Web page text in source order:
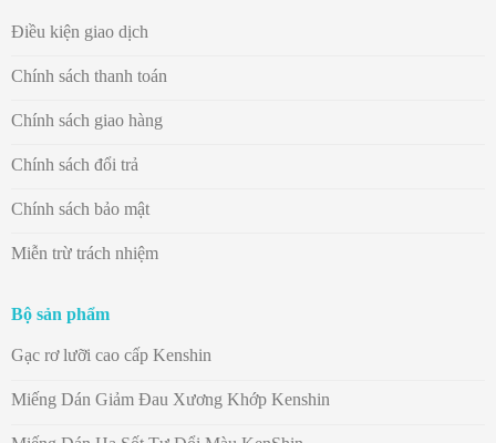
Điều kiện giao dịch
Chính sách thanh toán
Chính sách giao hàng
Chính sách đổi trả
Chính sách bảo mật
Miễn trừ trách nhiệm
Bộ sản phẩm
Gạc rơ lưỡi cao cấp Kenshin
Miếng Dán Giảm Đau Xương Khớp Kenshin